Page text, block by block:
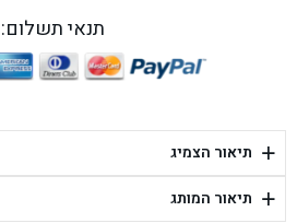
בן גל - היובלים 26, הוד השרון - הוד השרון
בן גל - יפת 88, תל אביב יפו - תל אביב
בן גל - דור אלון הר טוב - בית שמש
תנאי תשלום:
+ תיאור הצמיג
+ תיאור המותג